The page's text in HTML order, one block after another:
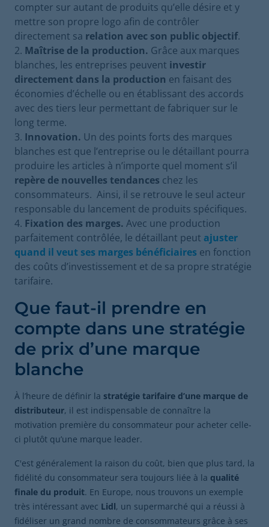
compter sur autant de produits qu’elle désire et y
mettre son propre logo afin de contrôler
directement sa relation avec son public objectif.
Maîtrise de la production. Grâce aux marques
blanches, les entreprises peuvent investir
directement dans la production en faisant des
économies d’échelle ou en établissant des accords
avec des tiers leur permettant de fabriquer sur le
long terme.
Innovation. Un des points forts des marques
blanches est que l’entreprise ou le détaillant pourra
produire les articles à n’importe quel moment s’il
repère de nouvelles tendances chez les
consommateurs. Ainsi, il se retrouve le seul acteur
responsable du lancement de produits spécifiques.
Fixation des marges. Avec une production
parfaitement contrôlée, le détaillant peut ajuster
quand il veut ses marges bénéficiaires en fonction
des coûts d’investissement et de sa propre stratégie
tarifaire.
Que faut-il prendre en
compte dans une stratégie
de prix d’une marque
blanche
À l’heure de définir la stratégie tarifaire d’une marque de
distributeur, il est indispensable de connaître la
motivation première du consommateur pour acheter celle-
ci plutôt qu’une marque leader.
C'est généralement la raison du coût, bien que plus tard, la
fidélité du consommateur sera toujours liée à la qualité
finale du produit. En Europe, nous trouvons un exemple
très intéressant avec Lidl, un supermarché qui a réussi à
fidéliser un grand nombre de consommateurs grâce à ses